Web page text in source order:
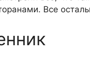
Все